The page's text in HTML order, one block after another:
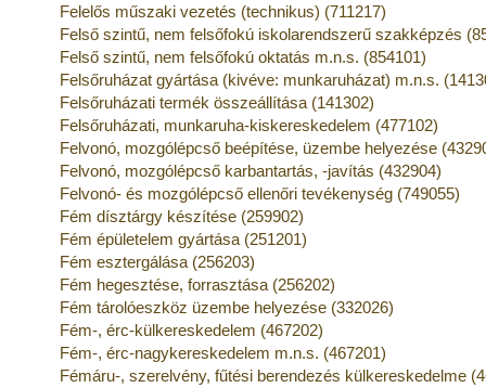
Felelős műszaki vezetés (technikus) (711217)
Felső szintű, nem felsőfokú iskolarendszerű szakképzés
Felső szintű, nem felsőfokú oktatás m.n.s. (854101)
Felsőruházat gyártása (kivéve: munkaruházat) m.n.s.
Felsőruházati termék összeállítása (141302)
Felsőruházati, munkaruha-kiskereskedelem (477102)
Felvonó, mozgólépcső beépítése, üzembe helyezése
Felvonó, mozgólépcső karbantartás, -javítás (432904)
Felvonó- és mozgólépcső ellenőri tevékenység (749055)
Fém dísztárgy készítése (259902)
Fém épületelem gyártása (251201)
Fém esztergálása (256203)
Fém hegesztése, forrasztása (256202)
Fém tárolóeszköz üzembe helyezése (332026)
Fém-, érc-külkereskedelem (467202)
Fém-, érc-nagykereskedelem m.n.s. (467201)
Fémáru-, szerelvény, fűtési berendezés külkereskedelme